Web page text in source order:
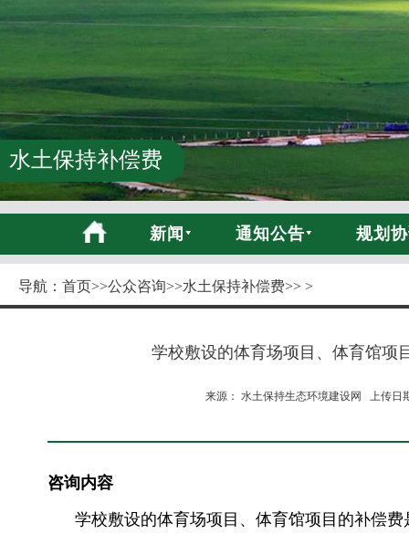
水土保持补偿费
新闻 通知公告 规划
导航： 首页>>公众咨询>>水土保持补偿费>> >
学校敷设的体育场项目、体育馆项
来源： 水土保持生态环境建设网 上传日
咨询内容
学校敷设的体育场项目、体育馆项目的补偿费